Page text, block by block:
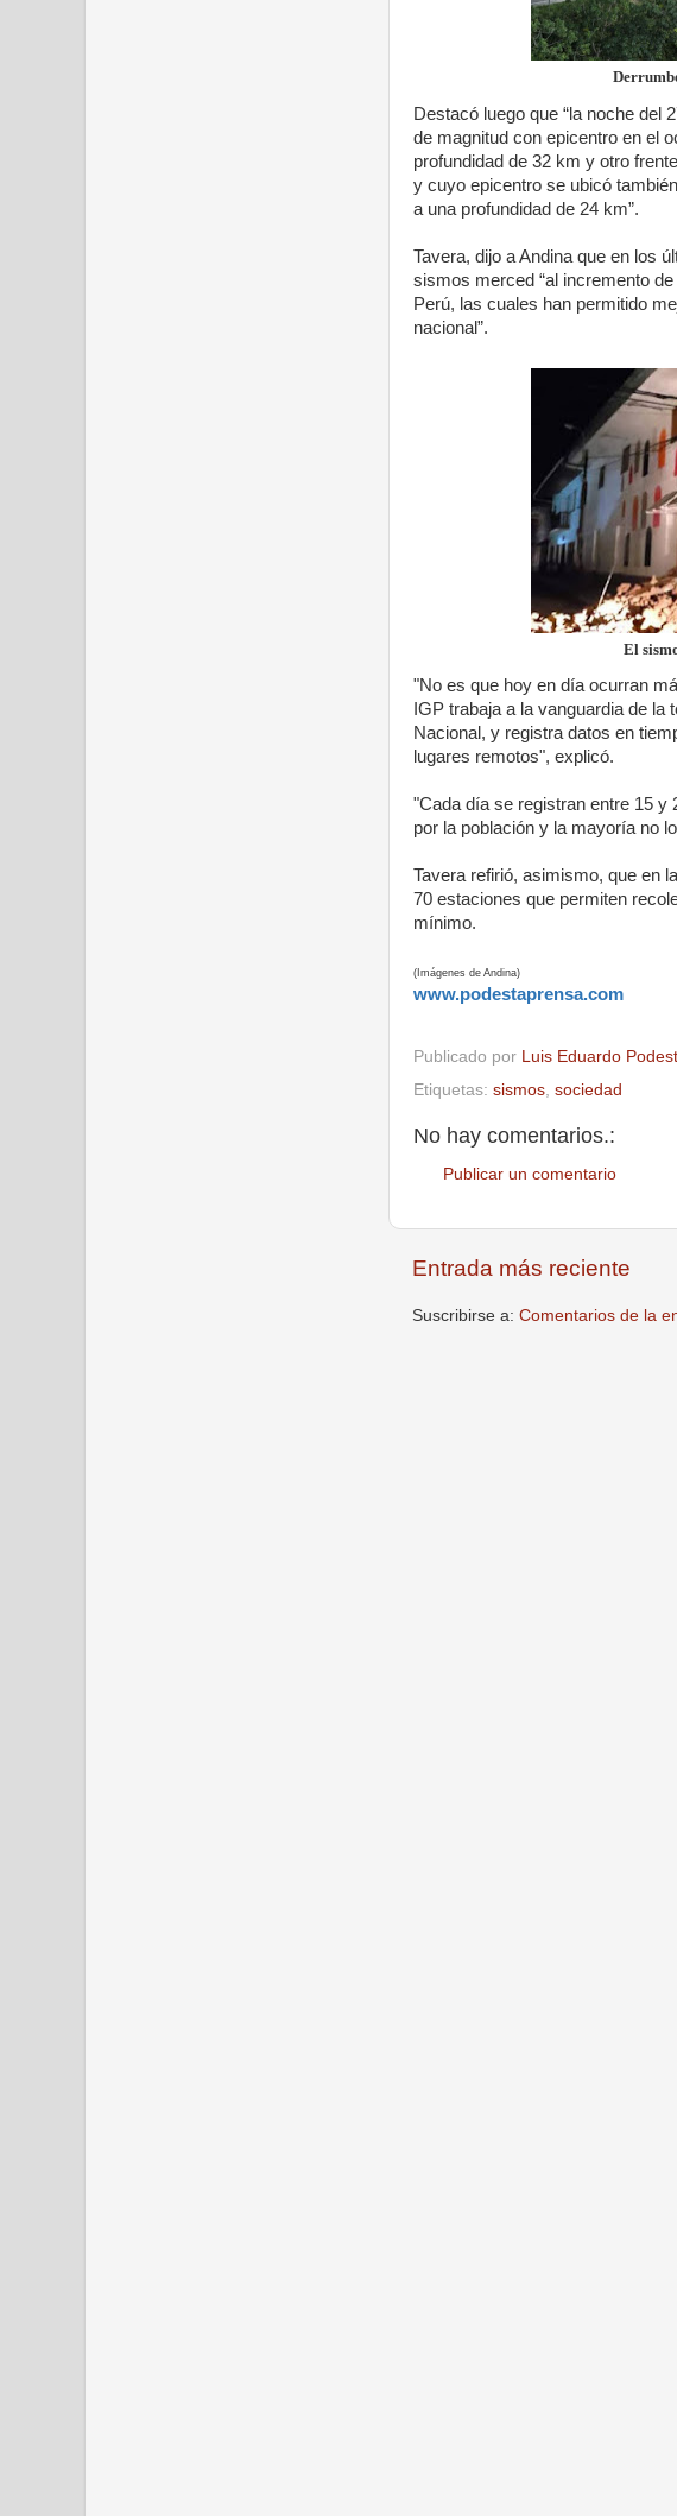
Destacó luego que “la noche del
de magnitud con epicentro en el
profundidad de 32 km y otro
y cuyo epicentro se ubicó
a una profundidad de 24 km”.
Tavera, dijo a Andina que en los
sismos merced “al incremento
Perú, las cuales han permitido
nacional”.
El
"No es que hoy en día ocurran
IGP trabaja a la vanguardia de
Nacional, y registra datos en
lugares remotos", explicó.
"Cada día se registran entre 15 y
por la población y la mayoría no
Tavera refirió, asimismo, que en
70 estaciones que permiten
mínimo.
(Imágenes de Andina)
www.podestaprensa.com
Publicado por Luis Eduardo
Etiquetas: sismos sociedad
No hay comentarios.:
Publicar un comentario
Entrada más reciente
Suscribirse a: Comentarios de la